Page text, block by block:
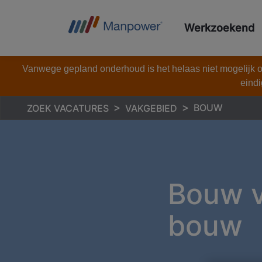
Werkzoekend
Vanwege gepland onderhoud is het helaas niet mogelijk
ZOEK VACATURES VAKGEBIED BOUW
Bouw
bouw